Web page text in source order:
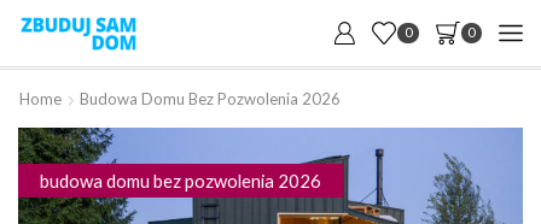
0 0
Home Budowa Domu Bez Pozwolenia 2026
budowa domu bez pozwolenia 2026